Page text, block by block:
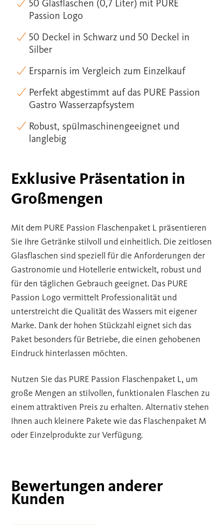
50 Glasflaschen (0,7 Liter) mit PURE
Passion Logo
50 Deckel in Schwarz und 50 Deckel in
Silber
Ersparnis im Vergleich zum Einzelkauf
Perfekt abgestimmt auf das PURE Passion
Gastro Wasserzapfsystem
Robust, spülmaschinengeeignet und
langlebig
Exklusive Präsentation in
Großmengen
Mit dem PURE Passion Flaschenpaket L präsentieren
Sie Ihre Getränke stilvoll und einheitlich. Die zeitlosen
Glasflaschen sind speziell für die Anforderungen der
Gastronomie und Hotellerie entwickelt, robust und
für den täglichen Gebrauch geeignet. Das PURE
Passion Logo vermittelt Professionalität und
unterstreicht die Qualität des Wassers mit eigener
Marke. Dank der hohen Stückzahl eignet sich das
Paket besonders für Betriebe, die einen gehobenen
Eindruck hinterlassen möchten.
Nutzen Sie das PURE Passion Flaschenpaket L, um
große Mengen an stilvollen, funktionalen Flaschen zu
einem attraktiven Preis zu erhalten. Alternativ stehen
Ihnen auch kleinere Pakete wie das Flaschenpaket M
oder Einzelprodukte zur Verfügung.
Bewertungen anderer
Kunden